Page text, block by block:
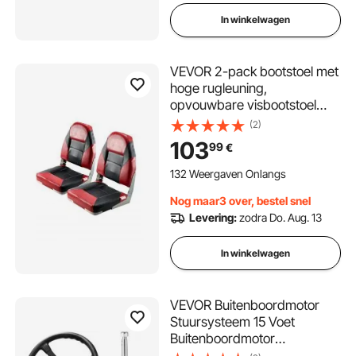
In winkelwagen
VEVOR 2-pack bootstoel met
hoge rugleuning,
opvouwbare visbootstoel
met dikke sponskussen en
waterdicht PVC-leer,
scharnieren van
aluminiumlegering, zwart en
(2)
10399€
132 Weergaven Onlangs
Nog maar3 over, bestel snel
Levering:zodra Do. Aug. 13
In winkelwagen
VEVOR Buitenboordmotor
Stuursysteem 15 Voet
Buitenboordmotor